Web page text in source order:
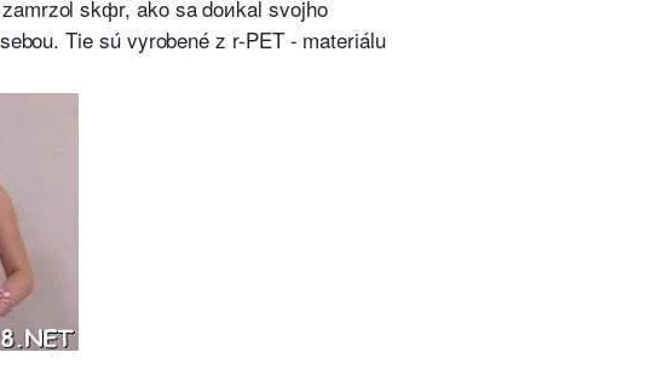
skфr, ako sa doиkal svojho
Tie sú vyrobené z r-PET - materiálu